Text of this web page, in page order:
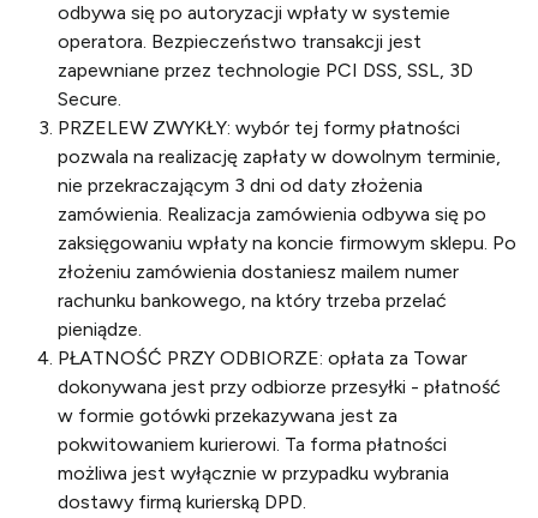
odbywa się po autoryzacji wpłaty w systemie
operatora. Bezpieczeństwo transakcji jest
zapewniane przez technologie PCI DSS, SSL, 3D
Secure.
PRZELEW ZWYKŁY: wybór tej formy płatności
pozwala na realizację zapłaty w dowolnym terminie,
nie przekraczającym 3 dni od daty złożenia
zamówienia. Realizacja zamówienia odbywa się po
zaksięgowaniu wpłaty na koncie firmowym sklepu. Po
złożeniu zamówienia dostaniesz mailem numer
rachunku bankowego, na który trzeba przelać
pieniądze.
PŁATNOŚĆ PRZY ODBIORZE: opłata za Towar
dokonywana jest przy odbiorze przesyłki - płatność
w formie gotówki przekazywana jest za
pokwitowaniem kurierowi. Ta forma płatności
możliwa jest wyłącznie w przypadku wybrania
dostawy firmą kurierską DPD.